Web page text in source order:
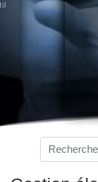
Rechercher